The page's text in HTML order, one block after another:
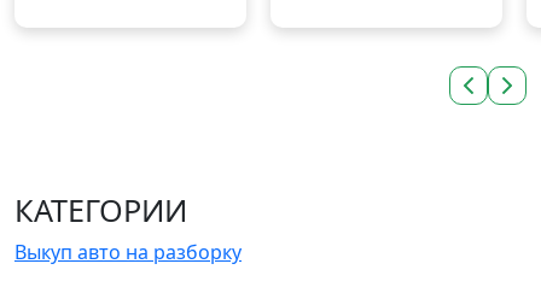
КАТЕГОРИИ
Выкуп авто на разборку